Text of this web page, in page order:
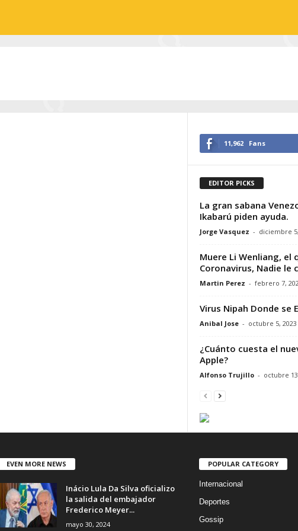
11,962 Fans
EDITOR PICKS
La gran sabana
Ikabarú piden ayuda.
Jorge Vasquez - diciembre
Muere Li Wenliang, el
Coronavirus, Nadie le
Martin Perez - febrero 7,
Virus Nipah Donde se
Anibal Jose - octubre 5, 2023
¿Cuánto cuesta el
Apple?
Alfonso Trujillo - octubre
EVEN MORE NEWS
Inácio Lula Da Silva oficializo
la salida del embajador
Frederico Meyer...
mayo 30, 2024
POPULAR CATEGORY
Internacional
Deportes
Gossip